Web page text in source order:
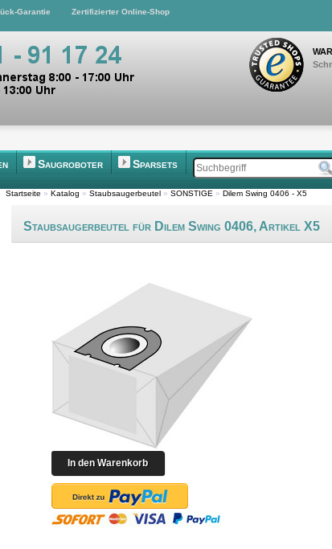
Garantie Zertifizierter Online-Shop
Saugroboter Sparsets
Startseite » Katalog » Staubsaugerbeutel » SONSTIGE » Dilem Swing 0406 - X5
Staubsaugerbeutel für Dilem Swing 0406, Artikel X5